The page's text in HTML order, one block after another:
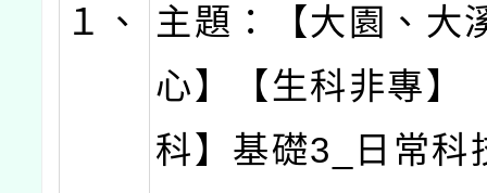
１、
主題：【大園、大
心】【生科非專】
科】基礎3_日常科